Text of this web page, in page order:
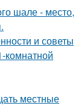
шале - место,
и советы
комнатной
местные